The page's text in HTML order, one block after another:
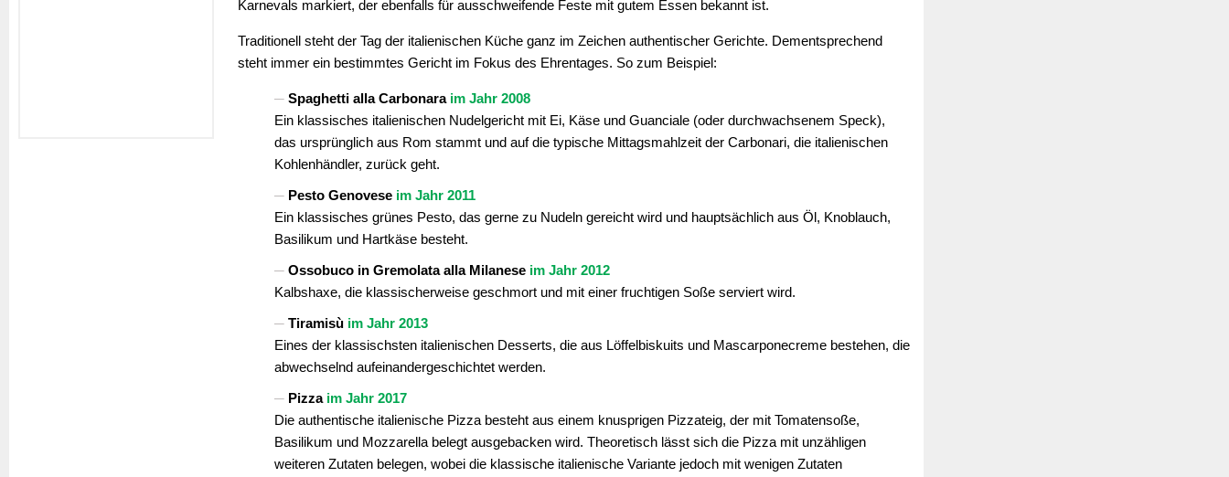
Karnevals markiert, der ebenfalls für ausschweifende Feste mit gutem Essen bekannt ist.
Traditionell steht der Tag der italienischen Küche ganz im Zeichen authentischer Gerichte. Dementsprechend
steht immer ein bestimmtes Gericht im Fokus des Ehrentages. So zum Beispiel:
Spaghetti alla Carbonara im Jahr 2008
Ein klassisches italienischen Nudelgericht mit Ei, Käse und Guanciale (oder durchwachsenem Speck),
das ursprünglich aus Rom stammt und auf die typische Mittagsmahlzeit der Carbonari, die italienischen
Kohlenhändler, zurück geht.
Pesto Genovese im Jahr 2011
Ein klassisches grünes Pesto, das gerne zu Nudeln gereicht wird und hauptsächlich aus Öl, Knoblauch,
Basilikum und Hartkäse besteht.
Ossobuco in Gremolata alla Milanese im Jahr 2012
Kalbshaxe, die klassischerweise geschmort und mit einer fruchtigen Soße serviert wird.
Tiramisù im Jahr 2013
Eines der klassischsten italienischen Desserts, die aus Löffelbiskuits und Mascarponecreme bestehen, die
abwechselnd aufeinandergeschichtet werden.
Pizza im Jahr 2017
Die authentische italienische Pizza besteht aus einem knusprigen Pizzateig, der mit Tomatensoße,
Basilikum und Mozzarella belegt ausgebacken wird. Theoretisch lässt sich die Pizza mit unzähligen
weiteren Zutaten belegen, wobei die klassische italienische Variante jedoch mit wenigen Zutaten